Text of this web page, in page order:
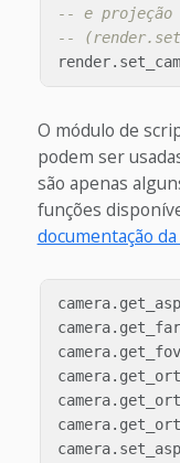
-- e projeção
--
render.
O módulo de
podem ser
são apenas
funções
documentação da
camera.
camera.
camera. get_fov
camera.
camera.
camera.
camera.